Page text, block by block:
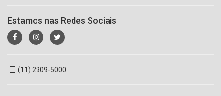
Estamos nas Redes Sociais
(11) 2909-5000